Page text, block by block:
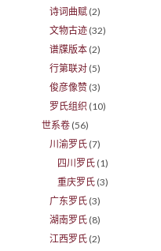
诗词曲赋 (2)
文物古迹 (32)
谱牒版本 (2)
行第联对 (5)
俊彦像赞 (3)
罗氏组织 (10)
世系卷 (56)
川渝罗氏 (7)
四川罗氏 (1)
重庆罗氏 (3)
广东罗氏 (3)
湖南罗氏 (8)
江西罗氏 (2)